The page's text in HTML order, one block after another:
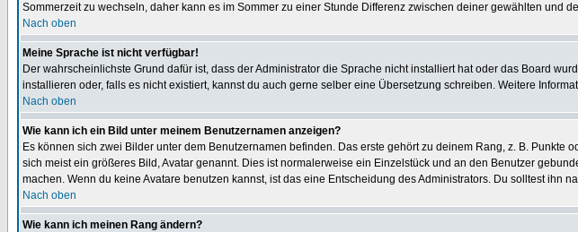
Sommerzeit zu wechseln, daher kann es im Sommer zu einer Stunde Differenz zwischen deiner gewählten und
Nach oben
Meine Sprache ist nicht verfügbar!
Der wahrscheinlichste Grund dafür ist, dass der Administrator die Sprache nicht installiert hat oder das Board
installieren oder, falls es nicht existiert, kannst du auch gerne selber eine Übersetzung schreiben. Weitere
Nach oben
Wie kann ich ein Bild unter meinem Benutzernamen anzeigen?
Es können sich zwei Bilder unter dem Benutzernamen befinden. Das erste gehört zu deinem Rang, z. B.
sich meist ein größeres Bild, Avatar genannt. Dies ist normalerweise ein Einzelstück und an den Benutzer
machen. Wenn du keine Avatare benutzen kannst, ist das eine Entscheidung des Administrators. Du solltest ihn
Nach oben
Wie kann ich meinen Rang ändern?